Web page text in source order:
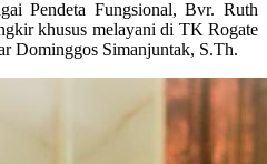
Pendeta Fungsional, Bvr. Ruth
khusus melayani di TK Rogate
Dominggos Simanjuntak, S.Th.